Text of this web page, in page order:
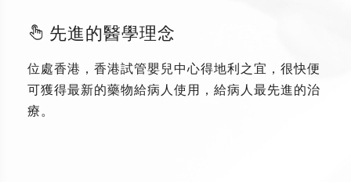
先進的醫學理念
位處香港，香港試管嬰兒中心得地利之宜，很快便
可獲得最新的藥物給病人使用，給病人最先進的治
療。